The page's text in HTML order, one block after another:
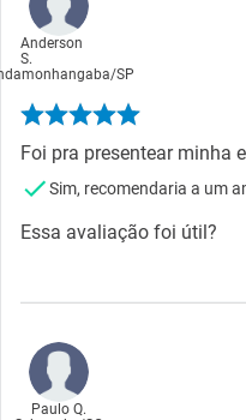
Anderson
S.
/SP
Foi pra presentear minha
Sim, recomendaria a um
Essa avaliação foi útil?
Paulo Q.